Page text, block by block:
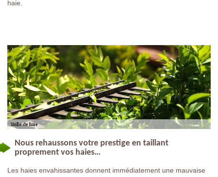
haie.
Nous rehaussons votre prestige en taillant
proprement vos haies…
Les haies envahissantes donnent immédiatement une mauvaise